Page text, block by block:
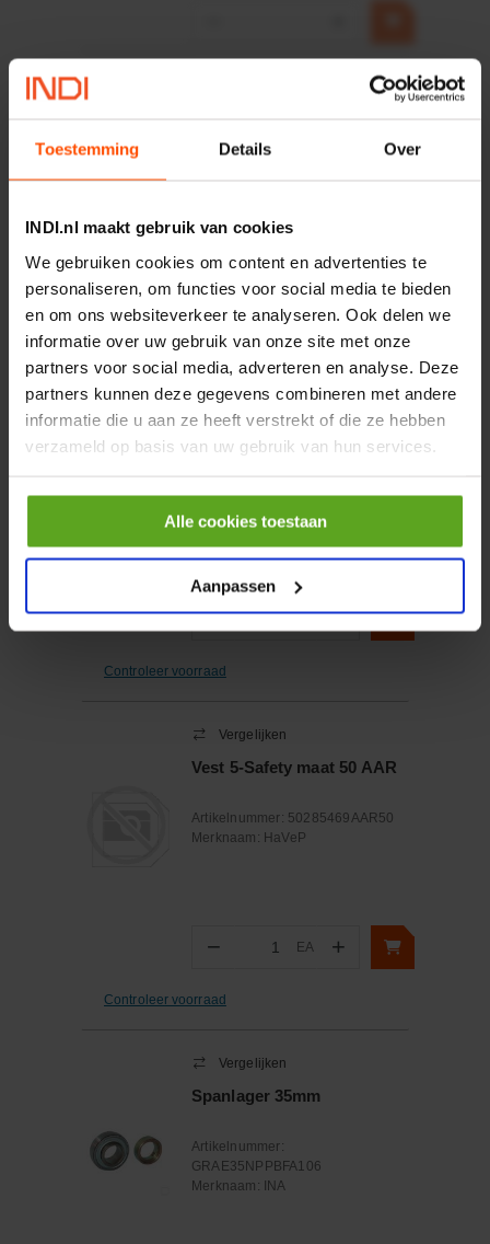
Toestemming Details Over
INDI.nl maakt gebruik van cookies
We gebruiken cookies om content en advertenties te
personaliseren, om functies voor social media te bieden
en om ons websiteverkeer te analyseren. Ook delen we
informatie over uw gebruik van onze site met onze
partners voor social media, adverteren en analyse. Deze
partners kunnen deze gegevens combineren met andere
informatie die u aan ze heeft verstrekt of die ze hebben
verzameld op basis van uw gebruik van hun services.
Alle cookies toestaan
Aanpassen
HP 12 MOTOR B14 380VAC
Artikelnummer:OK9HPA1240
Merknaam:Emmegi
− +
Onlangs bekeken:
Vergelijken
Positieregelaar CMSH-S-
− Aantal
ST +
Controleer voorraad
Vergelijken
Vest 5-Safety maat 50 AAR
Artikelnummer: 50285469AAR50
Merknaam: HaVeP
− Aantal
EA +
Controleer voorraad
Vergelijken
Spanlager 35mm
Artikelnummer:
GRAE35NPPBFA106
Merknaam:
INA